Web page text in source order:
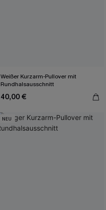
Weißer Kurzarm-Pullover mit
Rundhalsausschnitt
40,00 €
NEU